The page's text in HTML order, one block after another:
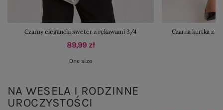
Czarny elegancki sweter z rękawami 3/4
89,99 zł
One size
Czarna kurtka z
NA WESELA I RODZINNE
UROCZYSTOŚCI